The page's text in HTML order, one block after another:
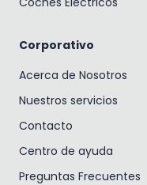
Corporativo
Acerca de Nosotros
Nuestros servicios
Contacto
Centro de ayuda
Preguntas Frecuentes